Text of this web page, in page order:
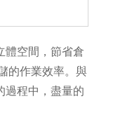
空間，節省倉
的作業效率。與
過程中，盡量的